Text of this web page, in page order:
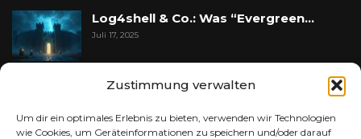
Zustimmung verwalten
Um dir ein optimales Erlebnis zu bieten, verwenden wir Technologien
wie Cookies, um Geräteinformationen zu speichern und/oder darauf
Log4shell & Co.: Was “Evergreen…
Juli 17, 2025
Schockierende Angriffe: Die 5
Feb. 17, 2025